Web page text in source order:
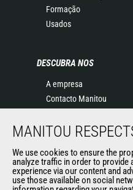
Formação
Usados
DESCUBRA NOS
A empresa
Contacto Manitou
Eventos
História
General Terms and
MANITOU
We use cookies to ensure the
analyze traffic in order to provide
experience via our content and
use those available on social